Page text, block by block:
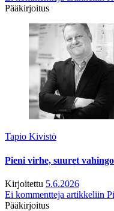
Pääkirjoitus
Tapio Kivistö
Pieni virhe, suuret
Kirjoitettu 5.6.2026
Ei kommentteja artikkeliin
Pääkirjoitus